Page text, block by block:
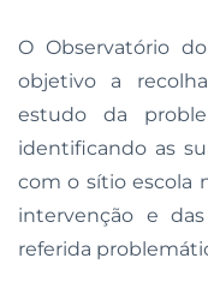
O Observatório
objetivo a
estudo da
identificando as
com o sítio escola
intervenção e
referida